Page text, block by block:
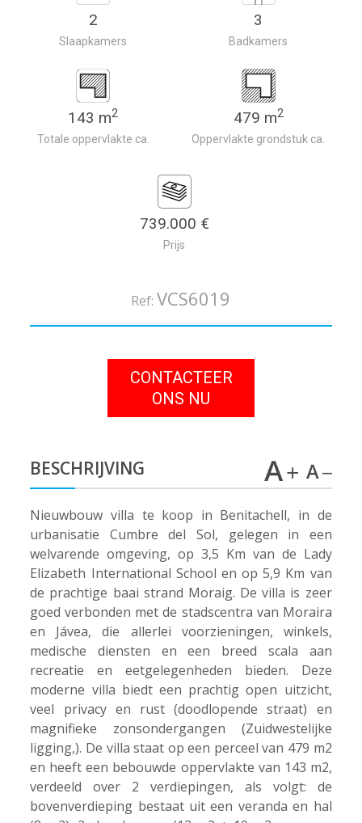
2
Slaapkamers
3
Badkamers
143 m2
Totale oppervlakte ca.
479 m2
Oppervlakte grondstuk ca.
739.000 €
Prijs
Ref: VCS6019
CONTACTEER
ONS NU
BESCHRIJVING
Nieuwbouw villa te koop in Benitachell, in de
urbanisatie Cumbre del Sol, gelegen in een
welvarende omgeving, op 3,5 Km van de Lady
Elizabeth International School en op 5,9 Km van
de prachtige baai strand Moraig. De villa is zeer
goed verbonden met de stadscentra van Moraira
en Jávea, die allerlei voorzieningen, winkels,
medische diensten en een breed scala aan
recreatie en eetgelegenheden bieden. Deze
moderne villa biedt een prachtig open uitzicht,
veel privacy en rust (doodlopende straat) en
magnifieke zonsondergangen (Zuidwestelijke
ligging,). De villa staat op een perceel van 479 m2
en heeft een bebouwde oppervlakte van 143 m2,
verdeeld over 2 verdiepingen, als volgt: de
bovenverdieping bestaat uit een veranda en hal